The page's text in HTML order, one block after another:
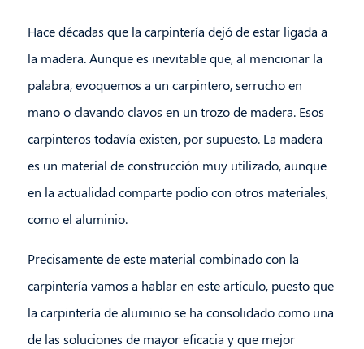
Hace décadas que la carpintería dejó de estar ligada a
la madera. Aunque es inevitable que, al mencionar la
palabra, evoquemos a un carpintero, serrucho en
mano o clavando clavos en un trozo de madera. Esos
carpinteros todavía existen, por supuesto. La madera
es un material de construcción muy utilizado, aunque
en la actualidad comparte podio con otros materiales,
como el aluminio.
Precisamente de este material combinado con la
carpintería vamos a hablar en este artículo, puesto que
la carpintería de aluminio se ha consolidado como una
de las soluciones de mayor eficacia y que mejor